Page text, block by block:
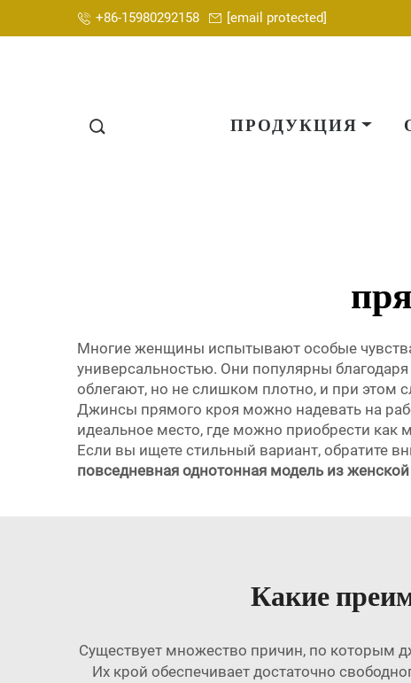
+86-15980292158 [email protected]
ПРОДУКЦИЯ
Многие женщины испытывают особые
универсальностью. Они популярны
облегают, но не слишком плотно, и при этом
Джинсы прямого кроя можно надевать на
идеальное место, где можно приобрести как
Если вы ищете стильный вариант, обратите
повседневная однотонная модель из
Какие
Существует множество причин, по которым
Их крой обеспечивает достаточно